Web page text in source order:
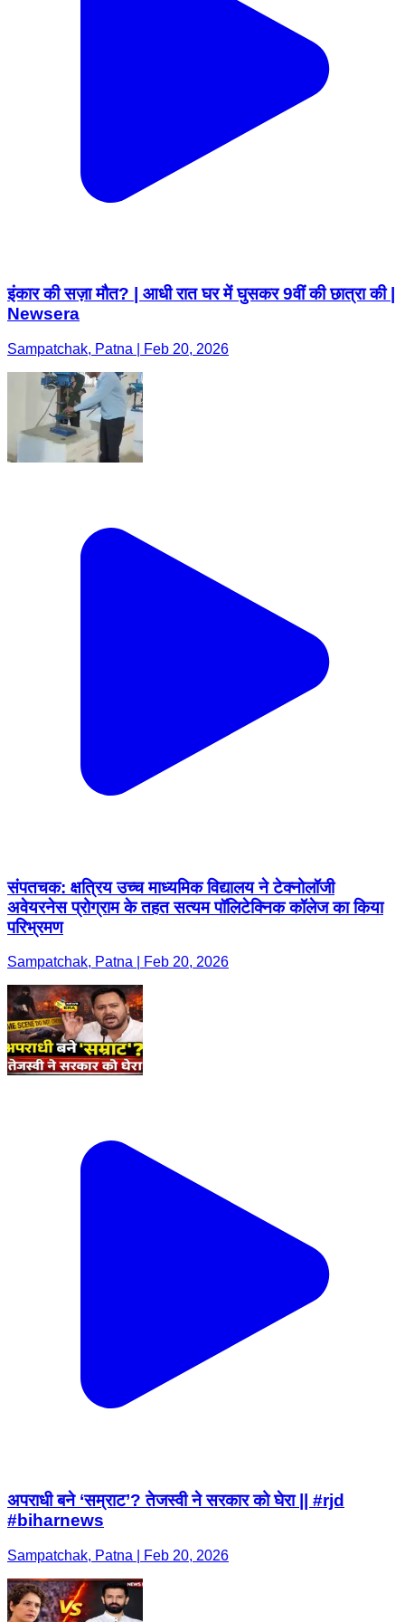
इंकार की सज़ा मौत? | आधी रात घर में घुसकर 9वीं की छात्रा की |
Newsera
Sampatchak, Patna | Feb 20, 2026
संपतचक: क्षत्रिय उच्च माध्यमिक विद्यालय ने टेक्नोलॉजी
अवेयरनेस प्रोग्राम के तहत सत्यम पॉलिटेक्निक कॉलेज का किया
परिभ्रमण
Sampatchak, Patna | Feb 20, 2026
अपराधी बने ‘सम्राट’? तेजस्वी ने सरकार को घेरा || #rjd
#biharnews
Sampatchak, Patna | Feb 20, 2026